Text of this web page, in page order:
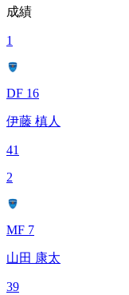
成績
1
DF 16
伊藤 槙人
41
2
MF 7
山田 康太
39